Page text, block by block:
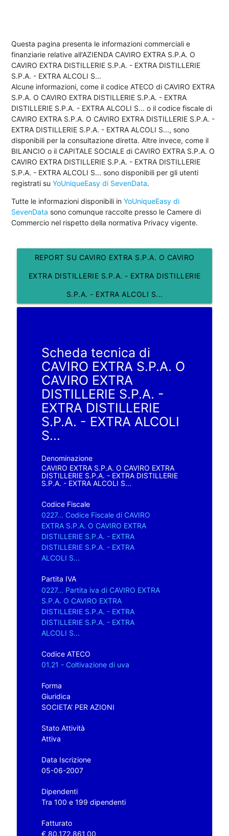
Questa pagina presenta le informazioni commerciali e
finanziarie relative all'AZIENDA CAVIRO EXTRA S.P.A. O
CAVIRO EXTRA DISTILLERIE S.P.A. - EXTRA DISTILLERIE
S.P.A. - EXTRA ALCOLI S...
Alcune informazioni, come il codice ATECO di CAVIRO EXTRA
S.P.A. O CAVIRO EXTRA DISTILLERIE S.P.A. - EXTRA
DISTILLERIE S.P.A. - EXTRA ALCOLI S... o il codice fiscale di
CAVIRO EXTRA S.P.A. O CAVIRO EXTRA DISTILLERIE S.P.A. -
EXTRA DISTILLERIE S.P.A. - EXTRA ALCOLI S..., sono
disponibili per la consultazione diretta. Altre invece, come il
BILANCIO o il CAPITALE SOCIALE di CAVIRO EXTRA S.P.A. O
CAVIRO EXTRA DISTILLERIE S.P.A. - EXTRA DISTILLERIE
S.P.A. - EXTRA ALCOLI S... sono disponibili per gli utenti
registrati suYoUniqueEasy di SevenData.
Tutte le informazioni disponibili inYoUniqueEasy di
SevenData sono comunque raccolte presso le Camere di
Commercio nel rispetto della normativa Privacy vigente.
REPORT SU CAVIRO EXTRA S.P.A. O CAVIRO
EXTRA DISTILLERIE S.P.A. - EXTRA DISTILLERIE
S.P.A. - EXTRA ALCOLI S...
Scheda tecnica di
CAVIRO EXTRA S.P.A. O
CAVIRO EXTRA
DISTILLERIE S.P.A. -
EXTRA DISTILLERIE
S.P.A. - EXTRA ALCOLI
S...
Denominazione
CAVIRO EXTRA S.P.A. O CAVIRO EXTRA
DISTILLERIE S.P.A. - EXTRA DISTILLERIE
S.P.A. - EXTRA ALCOLI S...
Codice Fiscale
0227... Codice Fiscale di CAVIRO
EXTRA S.P.A. O CAVIRO EXTRA
DISTILLERIE S.P.A. - EXTRA
DISTILLERIE S.P.A. - EXTRA
ALCOLI S...
Partita IVA
0227... Partita iva di CAVIRO EXTRA
S.P.A. O CAVIRO EXTRA
DISTILLERIE S.P.A. - EXTRA
DISTILLERIE S.P.A. - EXTRA
ALCOLI S...
Codice ATECO
01.21 - Coltivazione di uva
Forma
Giuridica
SOCIETA' PER AZIONI
Stato Attività
Attiva
Data Iscrizione
05-06-2007
Dipendenti
Tra 100 e 199 dipendenti
Fatturato
€ 80.172.861,00